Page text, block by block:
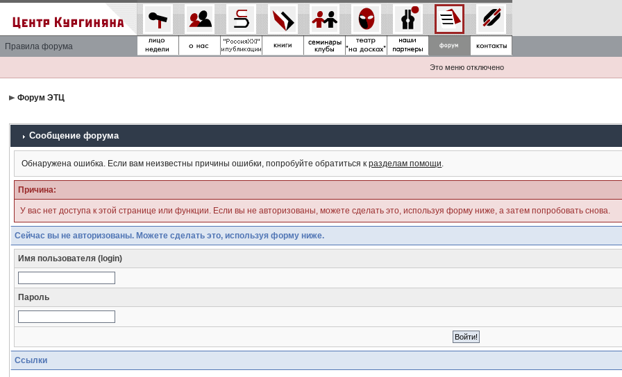
Правила форума
Это меню отключено
Форум ЭТЦ
Сообщение форума
Обнаружена ошибка. Если вам неизвестны причины ошибки, попробуйте обратиться кразделам помощи.
Причина:
У вас нет доступа к этой странице или функции. Если вы не авторизованы, можете сделать это, используя форму ниже, а затем попробовать снова.
Сейчас вы не авторизованы. Можете сделать это, используя форму ниже.
Имя пользователя (login)
Пароль
Ссылки